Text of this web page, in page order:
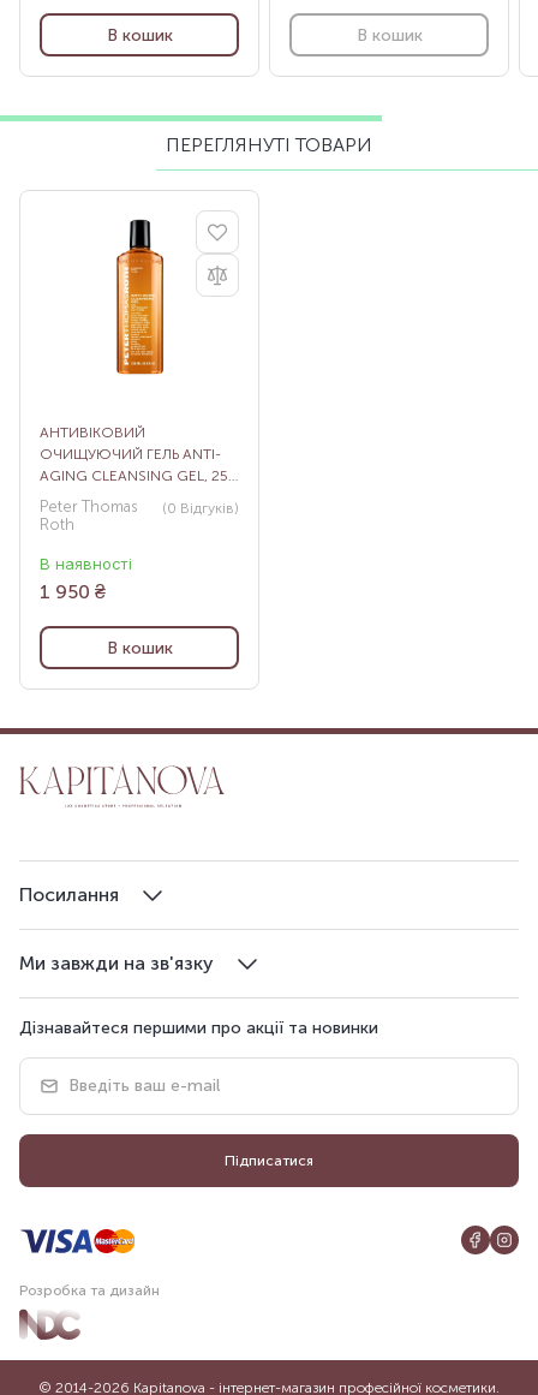
В кошик В кошик
ПЕРЕГЛЯНУТІ ТОВАРИ
АНТИВІКОВИЙ
ОЧИЩУЮЧИЙ ГЕЛЬ ANTI-
AGING CLEANSING GEL, 250
МЛ
Peter Thomas
Roth
(0 Відгуків)
В наявності
1 950 ₴
В кошик
Ми завжди на зв'язку
Посилання
Дізнавайтеся першими про акції та новинки
Підписатися
Розробка та дизайн
© 2014-2026 Kapitanova - інтернет-магазин професійної косметики.